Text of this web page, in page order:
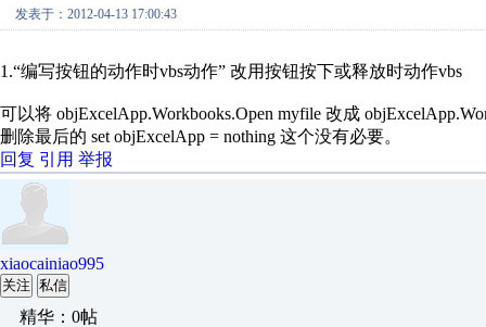
发表于：2012-04-13 17:00:43
1.“编写按钮的动作时vbs动作” 改用按钮按下或释放时动作vbs
可以将 objExcelApp.Workbooks.Open myfile 改成
删除最后的 set objExcelApp = nothing 这个没有必要。
回复 引用 举报
xiaocainiao995
关注 私信
精华：0帖